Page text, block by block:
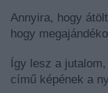
Annyira, hogy
hogy
Így lesz a
című képének a